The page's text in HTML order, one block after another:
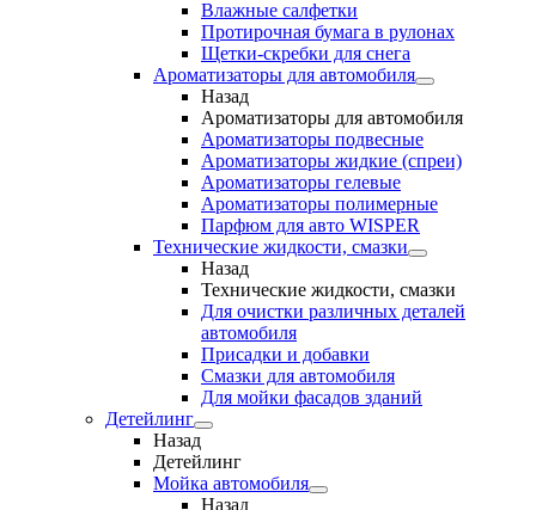
Влажные салфетки
Протирочная бумага в рулонах
Щетки-скребки для снега
Ароматизаторы для автомобиля
Назад
Ароматизаторы для автомобиля
Ароматизаторы подвесные
Ароматизаторы жидкие (спреи)
Ароматизаторы гелевые
Ароматизаторы полимерные
Парфюм для авто WISPER
Технические жидкости, смазки
Назад
Технические жидкости, смазки
Для очистки различных деталей
автомобиля
Присадки и добавки
Смазки для автомобиля
Для мойки фасадов зданий
Детейлинг
Назад
Детейлинг
Мойка автомобиля
Назад